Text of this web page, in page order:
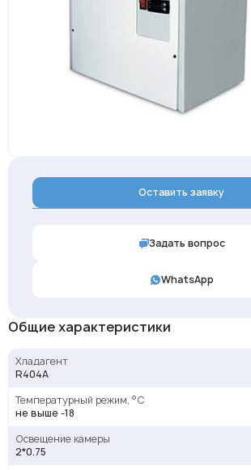
Общие характеристики
Хладагент
R404A
Температурный режим, °С
не выше -18
Освещение камеры
2*0.75
Оставить заявку
Задать вопрос
WhatsApp